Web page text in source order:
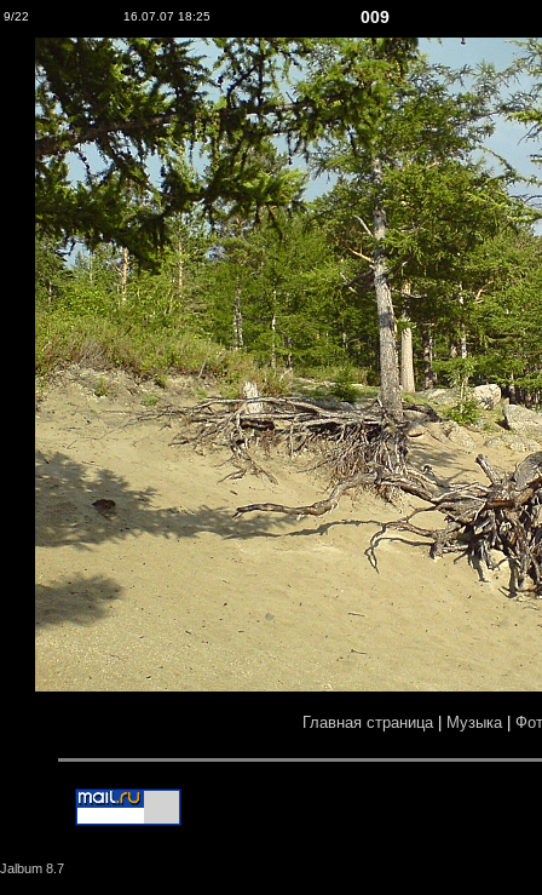
9/22 16.07.07 18:25 009
Главная страница| Музыка|
Jalbum 8.7